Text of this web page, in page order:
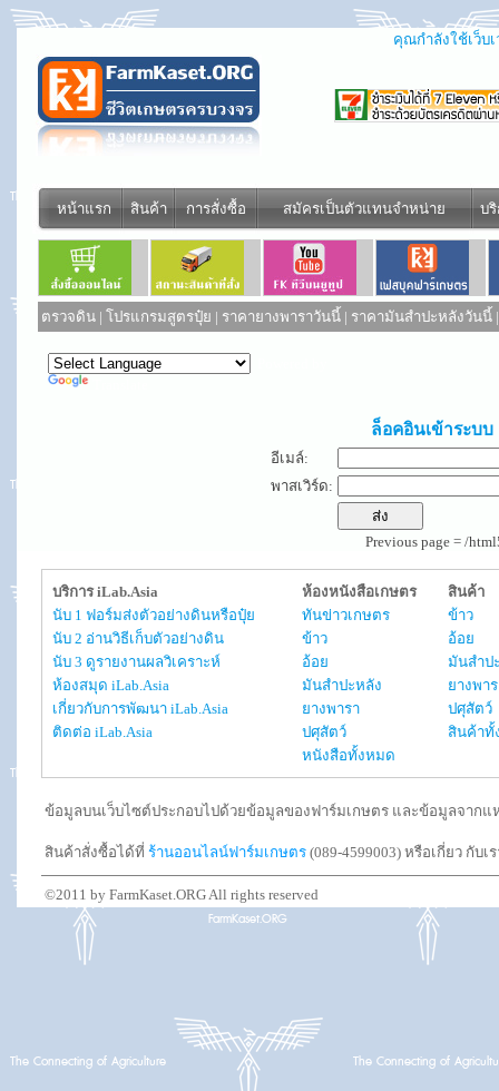
คุณกำลังใช้เว็บ
หน้าแรก สินค้า การสั่งซื้อ สมัครเป็นตัวแทนจำหน่าย บ
ตรวจดิน | โปรแกรมสูตรปุ๋ย | ราคายางพาราวันนี้ | ราคามันสำปะหลังวันนี้
ล็อคอินเข้าระบบ
อีเมล์:
พาสเวิร์ด:
Previous page = /
บริการ iLab.Asia
นับ 1 ฟอร์มส่งตัวอย่างดินหรือปุ๋ย
นับ 2 อ่านวิธีเก็บตัวอย่างดิน
นับ 3 ดูรายงานผลวิเคราะห์
ห้องสมุด iLab.Asia
เกี่ยวกับการพัฒนา iLab.Asia
ติดต่อ iLab.Asia
ห้องหนังสือเกษตร
ทันข่าวเกษตร
ข้าว
อ้อย
มันสำปะหลัง
ยางพารา
ปศุสัตว์
หนังสือทั้งหมด
สินค้า
ข้าว
อ้อย
มันสำป
ยางพา
ปศุสัตว์
สินค้าทั้
ข้อมูลบนเว็บไซต์ประกอบไปด้วยข้อมูลของฟาร์มเกษตร และข้อมูลจาก
สินค้าสั่งซื้อได้ที่ ร้านออนไลน์ฟาร์มเกษตร (089-4599003) หรือเกี่ยว กับเ
©2011 by FarmKaset.ORG All rights reserved